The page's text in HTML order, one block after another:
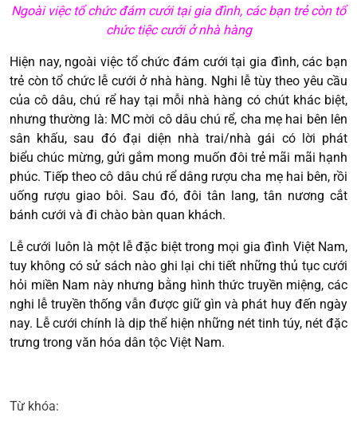
Ngoài việc tổ chức đám cưới tại gia đình, các bạn trẻ còn tổ
chức tiệc cưới ở nhà hàng
Hiện nay, ngoài việc tổ chức đám cưới tại gia đình, các bạn
trẻ còn tổ chức lễ cưới ở nhà hàng. Nghi lễ tùy theo yêu cầu
của cô dâu, chú rể hay tại mỗi nhà hàng có chút khác biệt,
nhưng thường là: MC mời cô dâu chú rể, cha mẹ hai bên lên
sân khấu, sau đó đại diện nhà trai/nhà gái có lời phát
biểu chúc mừng, gửi gắm mong muốn đôi trẻ mãi mãi hạnh
phúc. Tiếp theo cô dâu chú rể dâng rượu cha mẹ hai bên, rồi
uống rượu giao bôi. Sau đó, đôi tân lang, tân nương cắt
bánh cưới và đi chào bàn quan khách.
Lễ cưới luôn là một lễ đặc biệt trong mọi gia đình Việt Nam,
tuy không có sử sách nào ghi lại chi tiết những thủ tục cưới
hỏi miền Nam này nhưng bằng hình thức truyền miệng, các
nghi lễ truyền thống vẫn được giữ gìn và phát huy đến ngày
nay. Lễ cưới chính là dịp thể hiện những nét tinh túy, nét đặc
trưng trong văn hóa dân tộc Việt Nam.
Từ khóa: